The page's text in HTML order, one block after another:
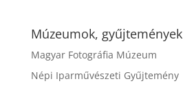
Múzeumok, gyűjtemények
Magyar Fotográfia Múzeum
Népi Iparművészeti Gyűjtemény